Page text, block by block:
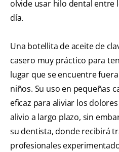
olvide usar hilo dental entre
día.
Una botellita de aceite de
casero muy práctico para
lugar que se encuentre
niños. Su uso en pequeñas
eficaz para aliviar los
alivio a largo plazo, sin
su dentista, donde recibirá
profesionales